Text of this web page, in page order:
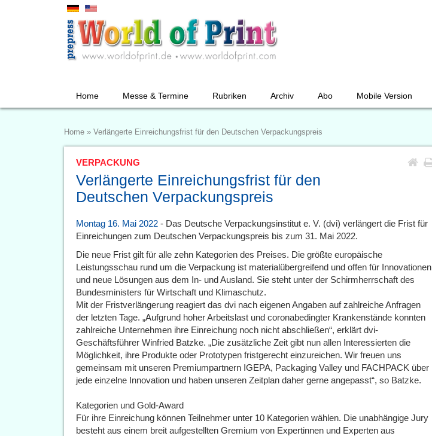
Home Messe & Termine Rubriken Archiv Abo Mobile Version
Home » Verlängerte Einreichungsfrist für den Deutschen Verpackungspreis
VERPACKUNG
Verlängerte Einreichungsfrist für den
Deutschen Verpackungspreis
Montag 16. Mai 2022 - Das Deutsche Verpackungsinstitut e. V. (dvi) verlängert die Frist für
Einreichungen zum Deutschen Verpackungspreis bis zum 31. Mai 2022.
Die neue Frist gilt für alle zehn Kategorien des Preises. Die größte europäische
Leistungsschau rund um die Verpackung ist materialübergreifend und offen für Innovationen
und neue Lösungen aus dem In- und Ausland. Sie steht unter der Schirmherrschaft des
Bundesministers für Wirtschaft und Klimaschutz.
Mit der Fristverlängerung reagiert das dvi nach eigenen Angaben auf zahlreiche Anfragen
der letzten Tage. „Aufgrund hoher Arbeitslast und coronabedingter Krankenstände konnten
zahlreiche Unternehmen ihre Einreichung noch nicht abschließen“, erklärt dvi-
Geschäftsführer Winfried Batzke. „Die zusätzliche Zeit gibt nun allen Interessierten die
Möglichkeit, ihre Produkte oder Prototypen fristgerecht einzureichen. Wir freuen uns
gemeinsam mit unseren Premiumpartnern IGEPA, Packaging Valley und FACHPACK über
jede einzelne Innovation und haben unseren Zeitplan daher gerne angepasst“, so Batzke.
Kategorien und Gold-Award
Für ihre Einreichung können Teilnehmer unter 10 Kategorien wählen. Die unabhängige Jury
besteht aus einem breit aufgestellten Gremium von Expertinnen und Experten aus